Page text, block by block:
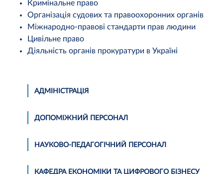
Кримінальне право
Організація судових та правоохоронних органів
Міжнародно-правові стандарти прав людини
Цивільне право
Діяльність органів прокуратури в Україні
АДМІНІСТРАЦІЯ
ДОПОМІЖНИЙ ПЕРСОНАЛ
НАУКОВО-ПЕДАГОГІЧНИЙ ПЕРСОНАЛ
КАФЕДРА ЕКОНОМІКИ ТА ЦИФРОВОГО БІЗНЕСУ